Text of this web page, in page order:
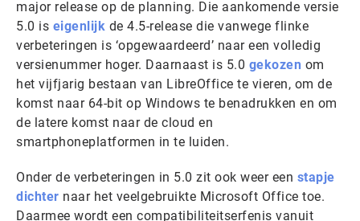
major release op de planning. Die aankomende versie
5.0 is eigenlijk de 4.5-release die vanwege flinke
verbeteringen is ‘opgewaardeerd’ naar een volledig
versienummer hoger. Daarnaast is 5.0 gekozen om
het vijfjarig bestaan van LibreOffice te vieren, om de
komst naar 64-bit op Windows te benadrukken en om
de latere komst naar de cloud en
smartphoneplatformen in te luiden.
Onder de verbeteringen in 5.0 zit ook weer een stapje
dichter naar het veelgebruikte Microsoft Office toe.
Daarmee wordt een compatibiliteitserfenis vanuit